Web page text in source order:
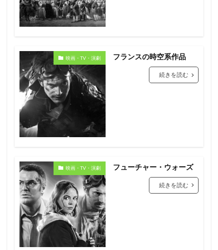
映画・TV・演劇 フランスの時空系作品
続きを読む
映画・TV・演劇 フューチャー・ウォーズ
続きを読む